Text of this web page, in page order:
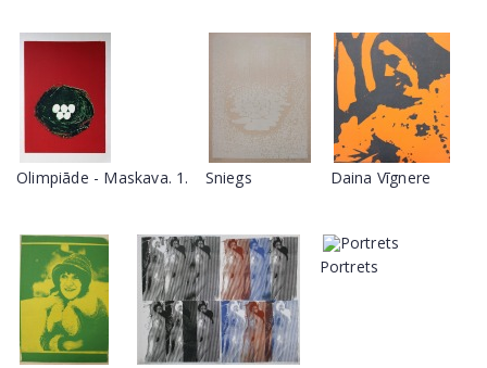
Olimpiāde - Maskava. 1. Sniegs Daina Vīgnere
Portrets